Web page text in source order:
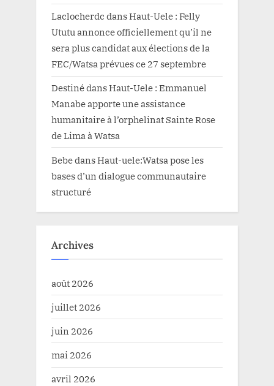
Laclocherdc dansHaut-Uele : Felly
Ututu annonce officiellement qu’il ne
sera plus candidat aux élections de la
FEC/Watsa prévues ce 27 septembre
DestinédansHaut-Uele : Emmanuel
Manabe apporte une assistance
humanitaire à l’orphelinat Sainte Rose
de Lima à Watsa
BebedansHaut-uele:Watsa pose les
bases d’un dialogue communautaire
structuré
Archives
août 2026
juillet 2026
juin 2026
mai 2026
avril 2026